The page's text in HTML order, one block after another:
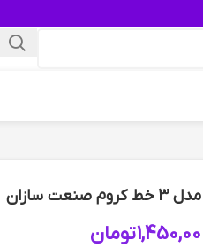
سازان
تومان